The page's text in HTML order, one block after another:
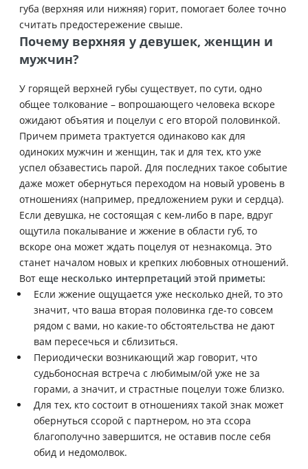
губа (верхняя или нижняя) горит, помогает более точно
считать предостережение свыше.
Почему верхняя у девушек, женщин и
мужчин?
У горящей верхней губы существует, по сути, одно
общее толкование – вопрошающего человека вскоре
ожидают объятия и поцелуи с его второй половинкой.
Причем примета трактуется одинаково как для
одиноких мужчин и женщин, так и для тех, кто уже
успел обзавестись парой. Для последних такое событие
даже может обернуться переходом на новый уровень в
отношениях (например, предложением руки и сердца).
Если девушка, не состоящая с кем-либо в паре, вдруг
ощутила покалывание и жжение в области губ, то
вскоре она может ждать поцелуя от незнакомца. Это
станет началом новых и крепких любовных отношений.
Вот еще несколько интерпретаций этой приметы:
Если жжение ощущается уже несколько дней, то это
значит, что ваша вторая половинка где-то совсем
рядом с вами, но какие-то обстоятельства не дают
вам пересечься и сблизиться.
Периодически возникающий жар говорит, что
судьбоносная встреча с любимым/ой уже не за
горами, а значит, и страстные поцелуи тоже близко.
Для тех, кто состоит в отношениях такой знак может
обернуться ссорой с партнером, но эта ссора
благополучно завершится, не оставив после себя
обид и недомолвок.